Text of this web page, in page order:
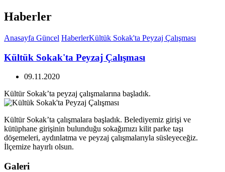
Haberler
Anasayfa Güncel HaberlerKültük Sokak'ta Peyzaj Çalışması
Kültük Sokak'ta Peyzaj Çalışması
09.11.2020
Kültür Sokak’ta peyzaj çalışmalarına başladık.
Kültür Sokak’ta çalışmalara başladık. Belediyemiz girişi ve
kütüphane girişinin bulunduğu sokağımızı kilit parke taşı
döşemeleri, aydınlatma ve peyzaj çalışmalarıyla süsleyeceğiz.
İlçemize hayırlı olsun.
Galeri